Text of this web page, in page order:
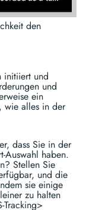
den
initiiert und
und
ein
wie alles in der
dass Sie in der
Auswahl haben.
Stellen Sie
und die
sie einige
zu halten
Tracking>